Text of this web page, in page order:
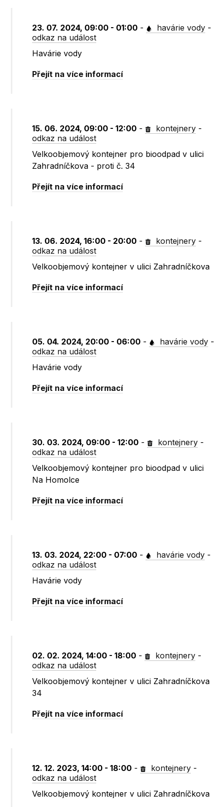
23. 07. 2024, 09:00 - 01:00 - havárie vody -
odkaz na událost
Havárie vody
Přejít na více informací
15. 06. 2024, 09:00 - 12:00 - kontejnery -
odkaz na událost
Velkoobjemový kontejner pro bioodpad v ulici
Zahradníčkova - proti č. 34
Přejít na více informací
13. 06. 2024, 16:00 - 20:00 - kontejnery -
odkaz na událost
Velkoobjemový kontejner v ulici Zahradníčkova
Přejít na více informací
05. 04. 2024, 20:00 - 06:00 - havárie vody -
odkaz na událost
Havárie vody
Přejít na více informací
30. 03. 2024, 09:00 - 12:00 - kontejnery -
odkaz na událost
Velkoobjemový kontejner pro bioodpad v ulici
Na Homolce
Přejít na více informací
13. 03. 2024, 22:00 - 07:00 - havárie vody -
odkaz na událost
Havárie vody
Přejít na více informací
02. 02. 2024, 14:00 - 18:00 - kontejnery -
odkaz na událost
Velkoobjemový kontejner v ulici Zahradníčkova
34
Přejít na více informací
12. 12. 2023, 14:00 - 18:00 - kontejnery -
odkaz na událost
Velkoobjemový kontejner v ulici Zahradníčkova